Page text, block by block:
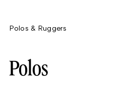
Polos & Ruggers
Polos